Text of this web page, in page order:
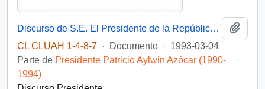
Discurso de S.E. El Presidente de la República, D. Patricio Aylwin Azocar, en ceremonia de entrega del informe final Proyecto EULA-Chile
CL CLUAH 1-4-8-7 · Documento · 1993-03-04
Parte de Presidente Patricio Aylwin Azócar (1990-
1994)